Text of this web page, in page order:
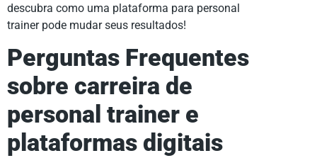
descubra como uma plataforma para personal
trainer pode mudar seus resultados!
Perguntas Frequentes
sobre carreira de
personal trainer e
plataformas digitais